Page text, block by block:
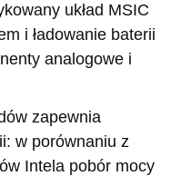
układ MSIC
i ładowanie baterii
analogowe i
zapewnia
w porównaniu z
Intela pobór mocy